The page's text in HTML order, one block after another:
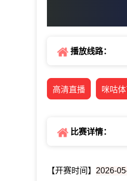
播放线路：
高清直播 咪咕
比赛详情：
【开赛时间】 2026-